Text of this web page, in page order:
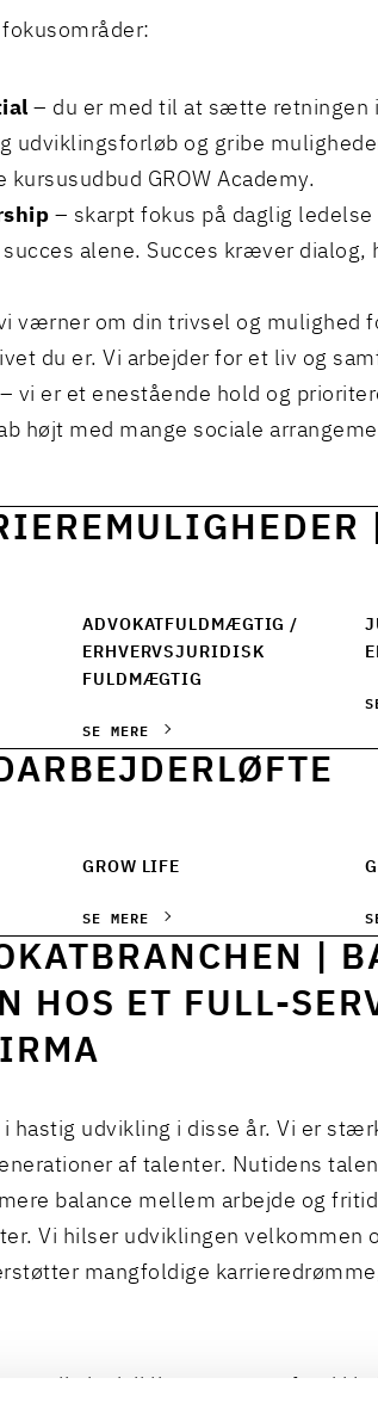
fokusområder:
– du er med til at sætte retningen
udviklingsforløb og gribe
GROW Academy.
– skarpt fokus på daglig ledelse
alene. Succes kræver dialog,
værner om din trivsel og mulighed
du er. Vi arbejder for et liv og
– vi er et enestående hold og
højt med mange sociale
ADVOKATFULDMÆGTIG /
ERHVERVSJURIDISK
FULDMÆGTIG
SE MERE
GROW LIFE
SE MERE
|
HOS ET FULL-
hastig udvikling i disse år. Vi er
af talenter. Nutidens
balance mellem arbejde og
Vi hilser udviklingen velkommen
mangfoldige